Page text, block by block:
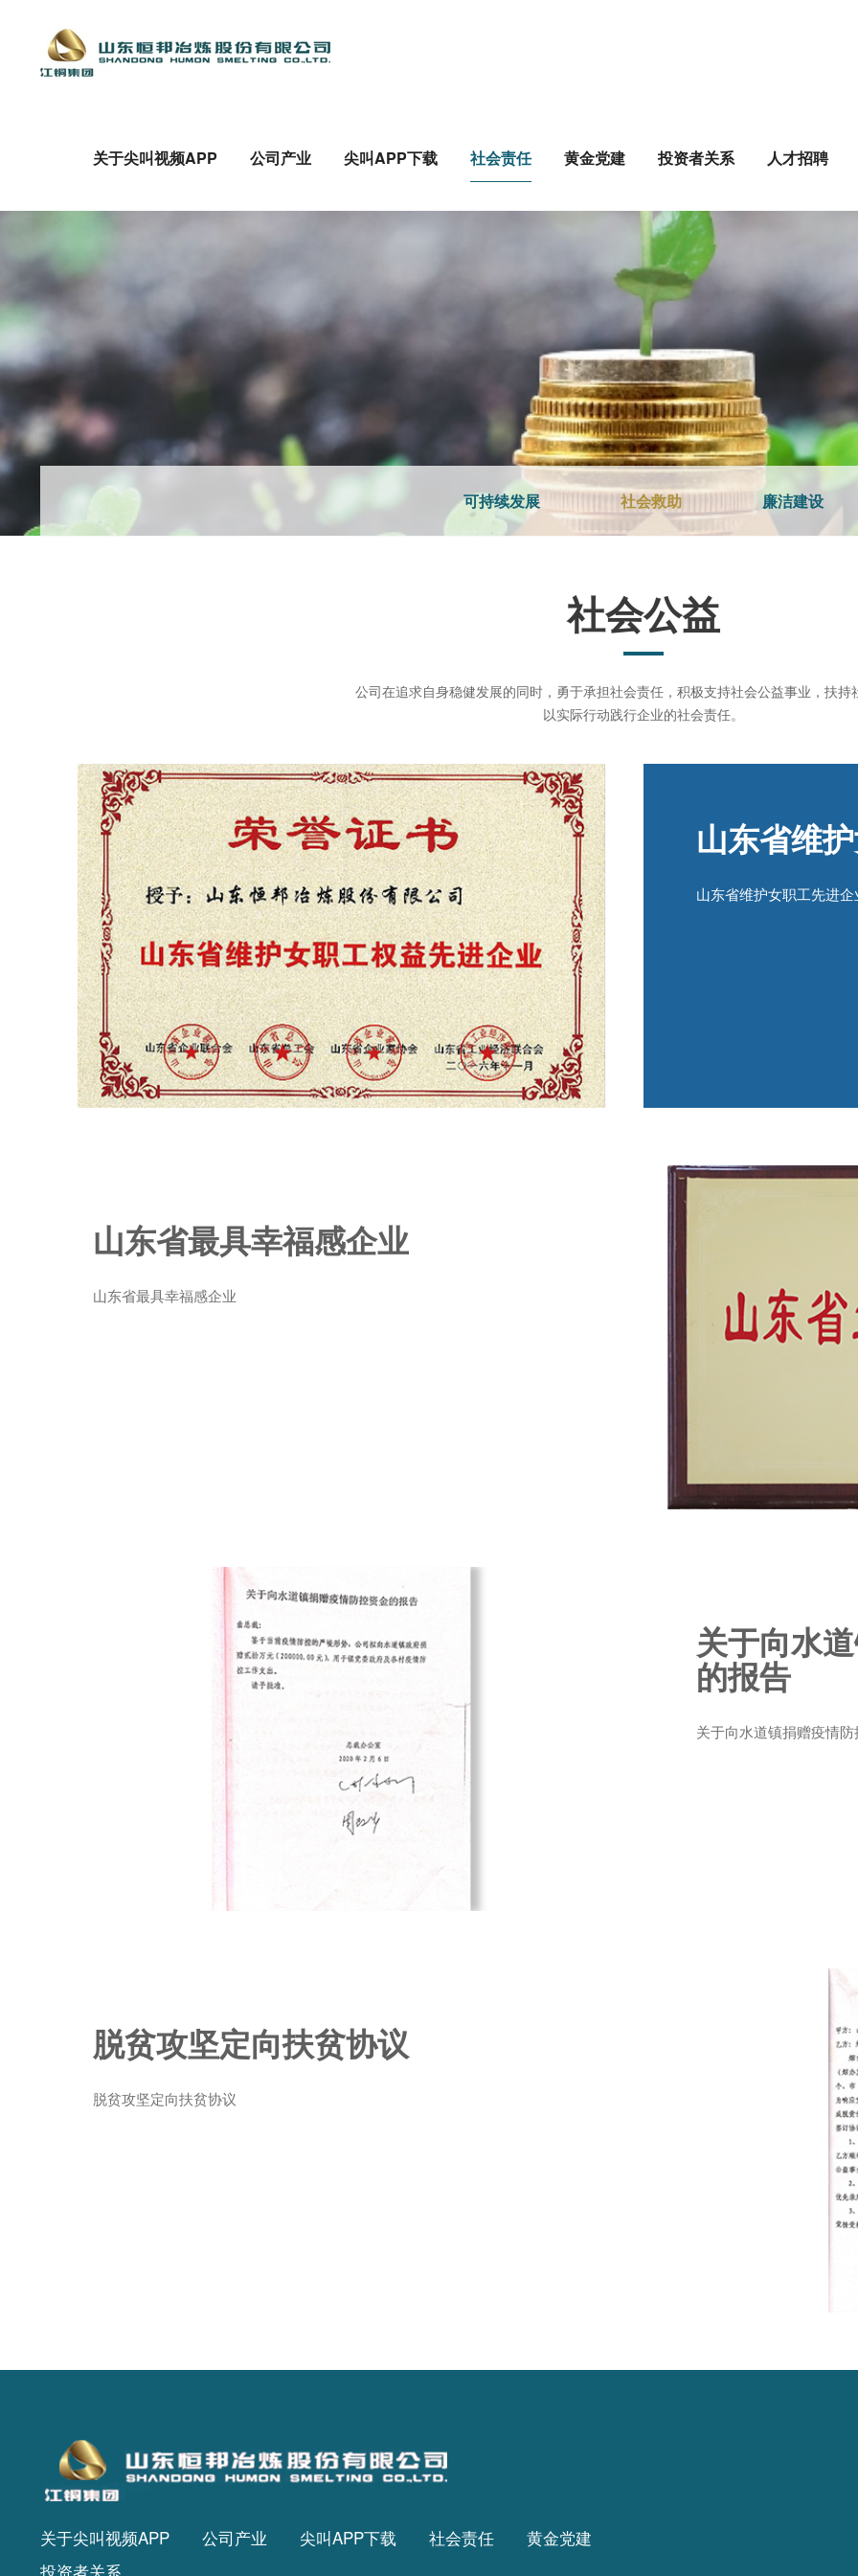
关于尖叫视频APP 公司产业 尖叫APP下载 社会责任 黄金党建 投资者关系 人才招聘
可持续发展 社会救助 廉洁建设
社会公益
公司在追求自身稳健发展的同时，勇于承担社会责任，积极支持社会公益事业，扶
以实际行动践行企业的社会责任。
山东省维
山东省维护女职工先进企
山东省最具幸福感企业
山东省最具幸福感企业
关于向水
的报告
关于向水道镇捐赠疫情
脱贫攻坚定向扶贫协议
脱贫攻坚定向扶贫协议
关于尖叫视频APP 公司产业 尖叫APP下载 社会责任
黄金党建
投资者关系